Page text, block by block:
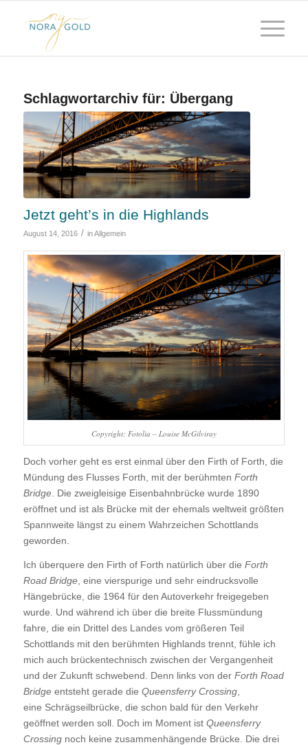
Schlagwortarchiv für: Übergang
Jetzt geht’s in die Highlands
August 14, 2016 / inAllgemein
Copyright: Fotolia – Louise McGilviray
Doch vorher geht es erst einmal über den Firth of Forth, die
Mündung des Flusses Forth, mit der berühmten Forth
Bridge. Die zweigleisige Eisenbahnbrücke wurde 1890
eröffnet und ist als Brücke mit der ehemals weltweit größten
Spannweite längst zu einem Wahrzeichen Schottlands
geworden.
Ich überquere den Firth of Forth natürlich über die Forth
Road Bridge, eine vierspurige und sehr eindrucksvolle
Hängebrücke, die 1964 für den Autoverkehr freigegeben
wurde. Und während ich über die breite Flussmündung
fahre, die ein Drittel des Landes vom größeren Teil
Schottlands mit den berühmten Highlands trennt, fühle ich
mich auch brückentechnisch zwischen der Vergangenheit
und der Zukunft schwebend. Denn links von der Forth Road
Bridgeentsteht gerade die Queensferry Crossing,
eine Schrägseilbrücke, die schon bald für den Verkehr
geöffnet werden soll. Doch im Moment ist Queensferry
Crossingnoch keine zusammenhängende Brücke. Die drei